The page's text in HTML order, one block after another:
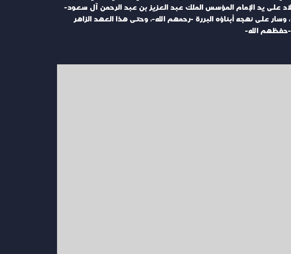
على يد الإمام المؤسس الملك عبد العزيز بن عبد الرحمن آل سعود-
على نهجه أبناؤه البررة -رحمهم الله-، وحتى هذا العهد الزاهر
-حفظهم الله-